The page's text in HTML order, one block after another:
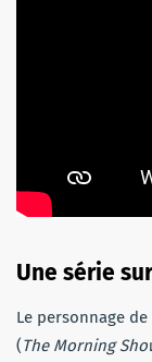
Une série
Le personnage
(The Morning